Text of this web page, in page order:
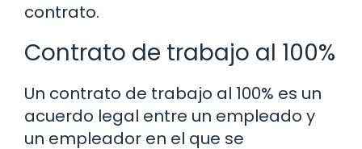
contrato.
Contrato de trabajo al 100%
Un contrato de trabajo al 100% es un
acuerdo legal entre un empleado y
un empleador en el que se